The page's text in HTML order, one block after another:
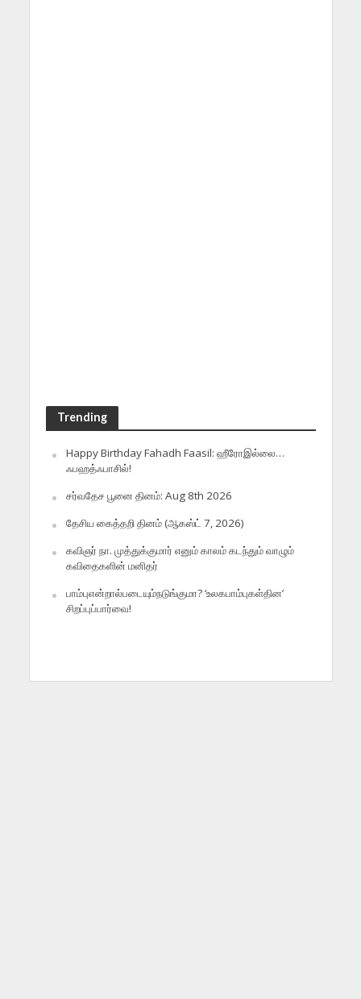
Trending
Happy Birthday Fahadh Faasil: ஹீரோஇல்லை…
ஃபஹத்ஃபாசில்!
சர்வதேச பூனை தினம்: Aug 8th 2026
தேசிய கைத்தறி தினம் (ஆகஸ்ட் 7, 2026)
கவிஞர் நா. முத்துக்குமார் எனும் காலம் கடந்தும் வாழும்
கவிதைகளின் மனிதர்
பாம்புஎன்றால்படையும்நடுங்குமா? ‘உலகபாம்புகள்தின’
சிறப்புப்பார்வை!